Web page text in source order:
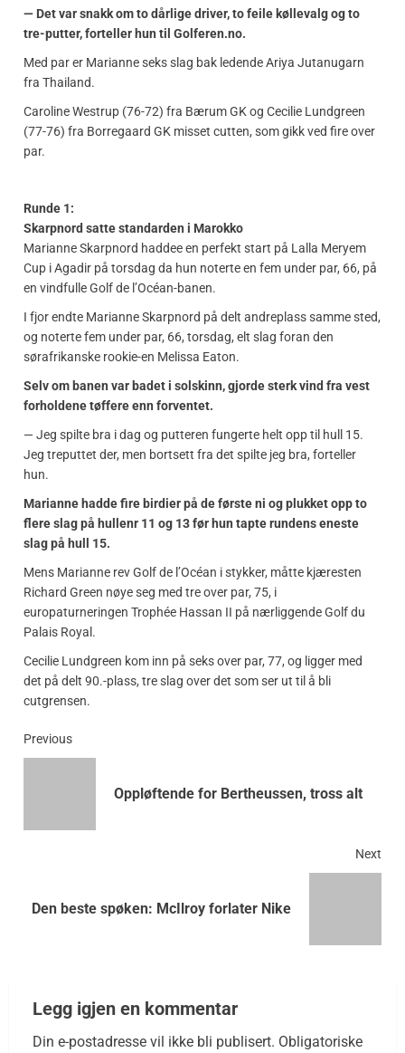
— Det var snakk om to dårlige driver, to feile køllevalg og to
tre-putter, forteller hun til Golferen.no.
Med par er Marianne seks slag bak ledende Ariya Jutanugarn
fra Thailand.
Caroline Westrup (76-72) fra Bærum GK og Cecilie Lundgreen
(77-76) fra Borregaard GK misset cutten, som gikk ved fire over
par.
Runde 1:
Skarpnord satte standarden i Marokko
Marianne Skarpnord haddee en perfekt start på Lalla Meryem
Cup i Agadir på torsdag da hun noterte en fem under par, 66, på
en vindfulle Golf de l’Océan-banen.
I fjor endte Marianne Skarpnord på delt andreplass samme sted,
og noterte fem under par, 66, torsdag, elt slag foran den
sørafrikanske rookie-en Melissa Eaton.
Selv om banen var badet i solskinn, gjorde sterk vind fra vest
forholdene tøffere enn forventet.
— Jeg spilte bra i dag og putteren fungerte helt opp til hull 15.
Jeg treputtet der, men bortsett fra det spilte jeg bra, forteller
hun.
Marianne hadde fire birdier på de første ni og plukket opp to
flere slag på hullenr 11 og 13 før hun tapte rundens eneste
slag på hull 15.
Mens Marianne rev Golf de l’Océan i stykker, måtte kjæresten
Richard Green nøye seg med tre over par, 75, i
europaturneringen Trophée Hassan II på nærliggende Golf du
Palais Royal.
Cecilie Lundgreen kom inn på seks over par, 77, og ligger med
det på delt 90.-plass, tre slag over det som ser ut til å bli
cutgrensen.
Previous
Oppløftende for Bertheussen, tross alt
Next
Den beste spøken: McIlroy forlater Nike
Legg igjen en kommentar
Din e-postadresse vil ikke bli publisert. Obligatoriske